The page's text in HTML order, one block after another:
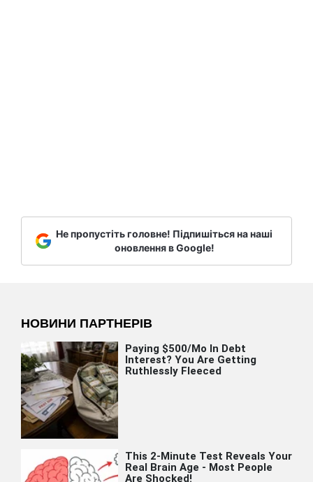
Не пропустіть головне! Підпишіться на наші
оновлення в Google!